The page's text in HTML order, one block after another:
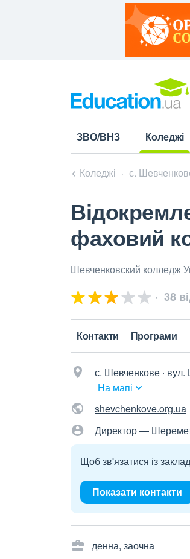
ЗВО/ВНЗ
Коледжі
Коледжі с.
фаховий
Шевченковский колледж
38
Контакти Програми
с. Шевченкове · вул.
На мапі
shevchenkove.org.ua
Директор —
Щоб зв'язатися із
Показати контакти
денна, заочна